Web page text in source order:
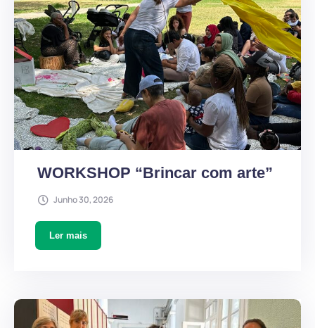
WORKSHOP “Brincar com arte”
Junho 30, 2026
Ler mais